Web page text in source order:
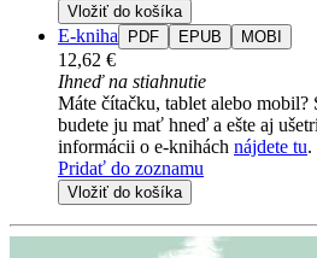
Vložiť do košíka
E-kniha PDF EPUB MOBI
12,62 €
Ihneď na stiahnutie
Máte čítačku, tablet alebo
budete ju mať hneď a ešte aj
informácii o e-knihách nájdete tu.
Pridať do zoznamu
Vložiť do košíka